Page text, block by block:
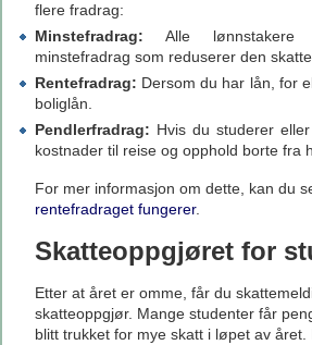
flere fradrag:
Minstefradrag: Alle lønnstakere
minstefradrag som reduserer den
Rentefradrag: Dersom du har lån, for
boliglån.
Pendlerfradrag: Hvis du studerer
kostnader til reise og opphold borte fra
For mer informasjon om dette, kan du
rentefradraget fungerer.
Skatteoppgjøret for
Etter at året er omme, får du
skatteoppgjør. Mange studenter får
blitt trukket for mye skatt i løpet av